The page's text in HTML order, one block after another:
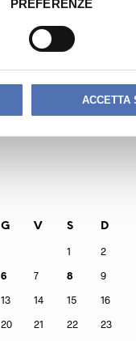
PREFERENZE
ACCETTA
G V S D
1
2
6 7 8
9
13 14 15
16
20 21 22 23